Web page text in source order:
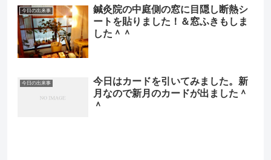
今日の出来事
鍼灸院の中庭側の窓に目隠し断熱シ
ートを貼りました！＆窓ふきもしま
した＾＾
今日の出来事
今日はカードを引いてみました。新
月なので新月のカードが出ました＾
＾